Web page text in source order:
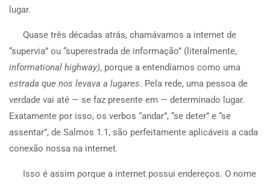
lugar.
Quase três décadas atrás, chamávamos a internet de
“supervia” ou “superestrada de informação” (literalmente,
informational highway), porque a entendíamos como uma
estrada que nos levava a lugares. Pela rede, uma pessoa de
verdade vai até — se faz presente em — determinado lugar.
Exatamente por isso, os verbos “andar”, “se deter” e “se
assentar”, de Salmos 1.1, são perfeitamente aplicáveis a cada
conexão nossa na internet.
Isso é assim porque a internet possui endereços. O nome